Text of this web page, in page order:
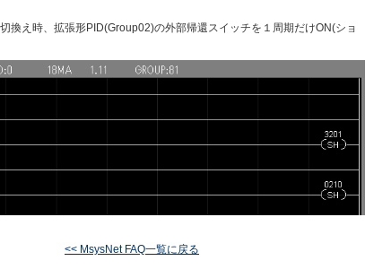
換え時、拡張形PID(Group02)の外部帰還スイッチを１周期だけON(ショ
<< MsysNet FAQ一覧に戻る